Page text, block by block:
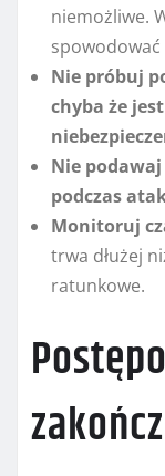
niemożliwe.
Nie próbuj
chyba że
Nie
podczas
Monitoruj
trwa dłużej
ratunkowe.